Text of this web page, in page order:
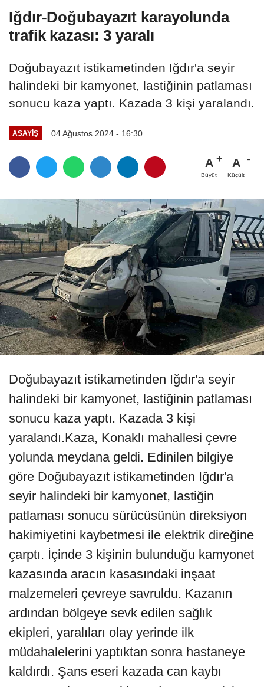
Iğdır-Doğubayazıt karayolunda
trafik kazası: 3 yaralı
Doğubayazıt istikametinden Iğdır'a seyir
halindeki bir kamyonet, lastiğinin patlaması
sonucu kaza yaptı. Kazada 3 kişi yaralandı.
ASAYIŞ 04 Ağustos 2024 - 16:30
A
Büyüt
A
Küçült
Doğubayazıt istikametinden Iğdır'a seyir
halindeki bir kamyonet, lastiğinin patlaması
sonucu kaza yaptı. Kazada 3 kişi
yaralandı.Kaza, Konaklı mahallesi çevre
yolunda meydana geldi. Edinilen bilgiye
göre Doğubayazıt istikametinden Iğdır'a
seyir halindeki bir kamyonet, lastiğin
patlaması sonucu sürücüsünün direksiyon
hakimiyetini kaybetmesi ile elektrik direğine
çarptı. İçinde 3 kişinin bulunduğu kamyonet
kazasında aracın kasasındaki inşaat
malzemeleri çevreye savruldu. Kazanın
ardından bölgeye sevk edilen sağlık
ekipleri, yaralıları olay yerinde ilk
müdahalelerini yaptıktan sonra hastaneye
kaldırdı. Şans eseri kazada can kaybı